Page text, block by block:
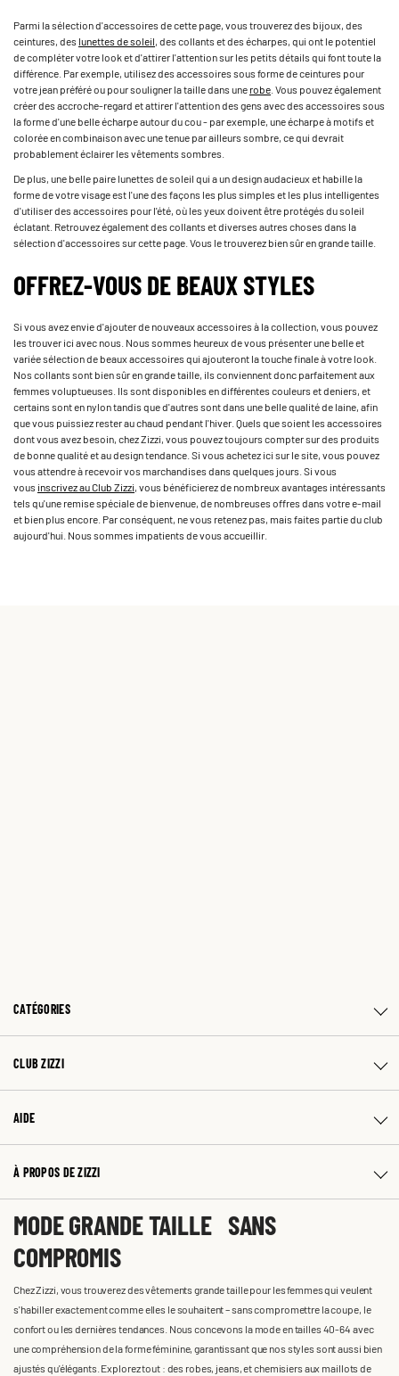
Parmi la sélection d'accessoires de cette page, vous trouverez des bijoux, des
ceintures, deslunettes de soleil, des collants et des écharpes, qui ont le potentiel
de compléter votre look et d'attirer l'attention sur les petits détails qui font toute la
différence. Par exemple, utilisez des accessoires sous forme de ceintures pour
votre jean préféré ou pour souligner la taille dans unerobe . Vous pouvez également
créer des accroche-regard et attirer l'attention des gens avec des accessoires sous
la forme d'une belle écharpe autour du cou - par exemple, une écharpe à motifs et
colorée en combinaison avec une tenue par ailleurs sombre, ce qui devrait
probablement éclairer les vêtements sombres.
De plus, une belle paire lunettes de soleil qui a un design audacieux et habille la
forme de votre visage est l'une des façons les plus simples et les plus intelligentes
d'utiliser des accessoires pour l'été, où les yeux doivent être protégés du soleil
éclatant. Retrouvez également des collants et diverses autres choses dans la
sélection d'accessoires sur cette page. Vous le trouverez bien sûr en grande taille.
OFFREZ-VOUS DE BEAUX STYLES
Si vous avez envie d'ajouter de nouveaux accessoires à la collection, vous pouvez
les trouver ici avec nous. Nous sommes heureux de vous présenter une belle et
variée sélection de beaux accessoires qui ajouteront la touche finale à votre look.
Nos collants sont bien sûr en grande taille, ils conviennent donc parfaitement aux
femmes voluptueuses. Ils sont disponibles en différentes couleurs et deniers, et
certains sont en nylon tandis que d'autres sont dans une belle qualité de laine, afin
que vous puissiez rester au chaud pendant l'hiver. Quels que soient les accessoires
dont vous avez besoin, chez Zizzi, vous pouvez toujours compter sur des produits
de bonne qualité et au design tendance. Si vous achetez ici sur le site, vous pouvez
vous attendre à recevoir vos marchandises dans quelques jours. Si vous
vousinscrivez au Club Zizzi, vous bénéficierez de nombreux avantages intéressants
tels qu'une remise spéciale de bienvenue, de nombreuses offres dans votre e-mail
et bien plus encore. Par conséquent, ne vous retenez pas, mais faites partie du club
aujourd'hui. Nous sommes impatients de vous accueillir.
CATÉGORIES
CLUB ZIZZI
AIDE
À PROPOS DE ZIZZI
MODE GRANDE TAILLE SANS
COMPROMIS
Chez Zizzi, vous trouverez des vêtements grande taille pour les femmes qui veulent
s'habiller exactement comme elles le souhaitent – sans compromettre la coupe, le
confort ou les dernières tendances. Nous concevons la mode en tailles 40-64 avec
une compréhension de la forme féminine, garantissant que nos styles sont aussi bien
ajustés qu'élégants. Explorez tout : des robes, jeans, et chemisiers aux maillots de